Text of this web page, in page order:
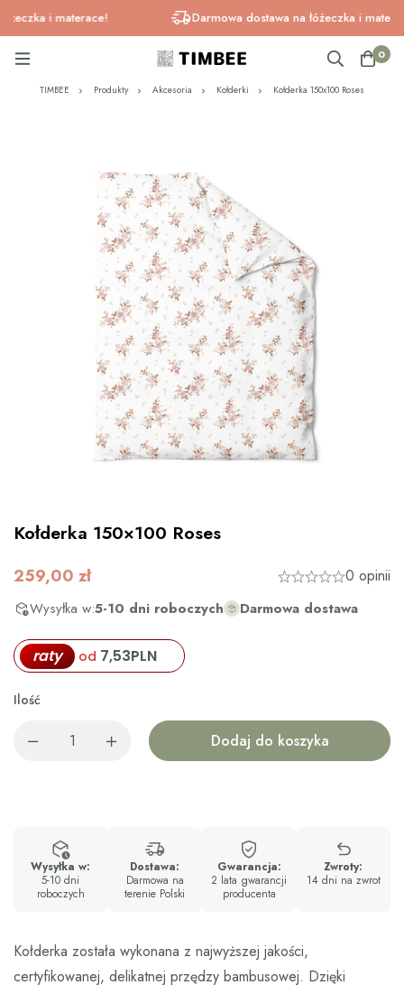
i materace! Darmowa dostawa na łóżeczka i materace!
0
TIMBEE Produkty Akcesoria Kołderki Kołderka 150x100 Roses
Kołderka 150×100 Roses
259,00 zł 0 opinii
Wysyłka w:5-10 dni roboczych Darmowa dostawa
raty od 7,53PLN
Ilość
Dodaj do koszyka
Wysyłka w:
5-10 dni
roboczych
Dostawa:
Darmowa na
terenie Polski
Gwarancja:
2 lata gwarancji
producenta
Zwroty:
14 dni na zwrot
Kołderka została wykonana z najwyższej jakości,
certyfikowanej, delikatnej przędzy bambusowej. Dzięki